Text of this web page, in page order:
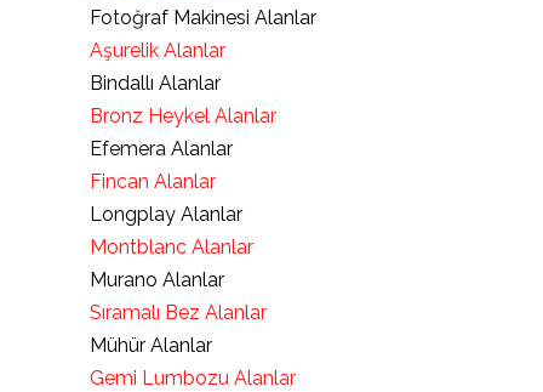
Fotoğraf Makinesi Alanlar
Aşurelik Alanlar
Bindallı Alanlar
Bronz Heykel Alanlar
Efemera Alanlar
Fincan Alanlar
Longplay Alanlar
Montblanc Alanlar
Murano Alanlar
Sıramalı Bez Alanlar
Mühür Alanlar
Gemi Lumbozu Alanlar